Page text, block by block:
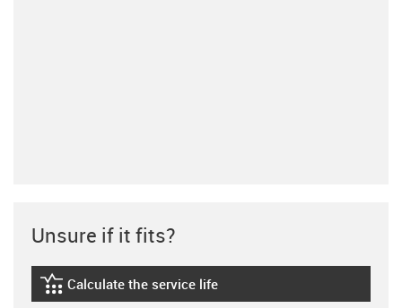
Unsure if it fits?
igus-icon-lebensdauerrechner
Calculate the service life